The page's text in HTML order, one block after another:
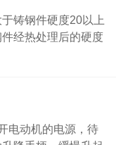
铸钢件硬度20以上
经热处理后的硬度
电动机的电源，待